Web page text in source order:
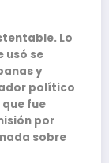
Lo
usó se
y
político
fue
por
sobre